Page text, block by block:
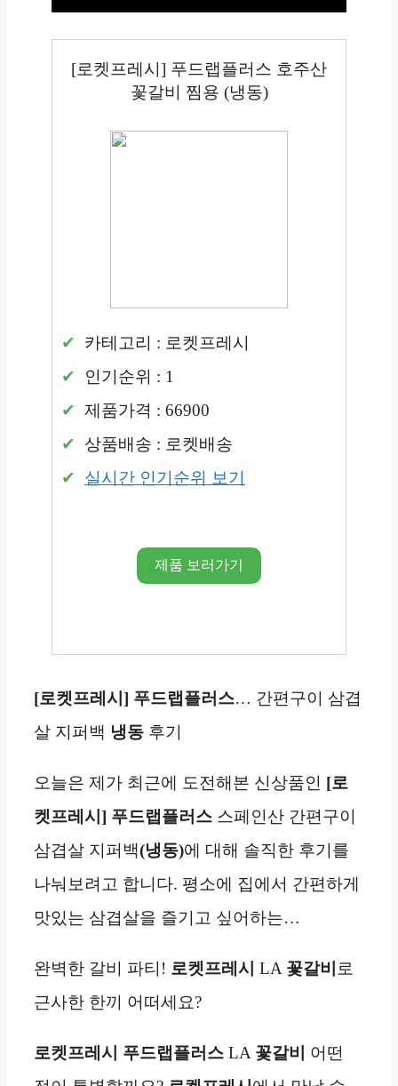
[로켓프레시] 푸드랩플러스 호주산
꽃갈비 찜용 (냉동)
카테고리 : 로켓프레시
인기순위 : 1
제품가격 : 66900
상품배송 : 로켓배송
실시간 인기순위 보기
제품 보러가기
[로켓프레시] 푸드랩플러스… 간편구이 삼겹
살 지퍼백 냉동 후기
오늘은 제가 최근에 도전해본 신상품인 [로
켓프레시] 푸드랩플러스 스페인산 간편구이
삼겹살 지퍼백(냉동)에 대해 솔직한 후기를
나눠보려고 합니다. 평소에 집에서 간편하게
맛있는 삼겹살을 즐기고 싶어하는…
완벽한 갈비 파티! 로켓프레시 LA 꽃갈비 로
근사한 한끼 어떠세요?
로켓프레시 푸드랩플러스 LA 꽃갈비
어떤